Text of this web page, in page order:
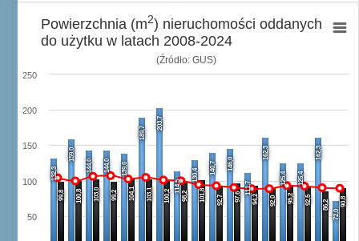
(Źródło: GUS)
132,3
159,0
144,0 144,0 139,0
189,7
203,7
114,5
130,4 140,7
146,0
111,7
162,3
125,4
125,4
162,3
72,0
99,8 100,8 103,0 99,2 104,1 103,1 100,2 98,2 101,8 92,7 97,6 94,2 92,0 95,2 92,5 86,2 90,8
50
100
150
200
250
Powierzchnia (m2) nieruchomości oddanych
do użytku w latach 2008-2024